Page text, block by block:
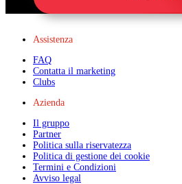
Assistenza
FAQ
Contatta il marketing
Clubs
Azienda
Il gruppo
Partner
Politica sulla riservatezza
Politica di gestione dei cookie
Termini e Condizioni
Avviso legal